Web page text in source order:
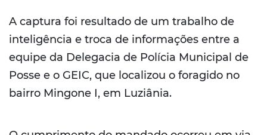
A captura foi resultado de um trabalho de
inteligência e troca de informações entre a
equipe da Delegacia de Polícia Municipal de
Posse e o GEIC, que localizou o foragido no
bairro Mingone I, em Luziânia.